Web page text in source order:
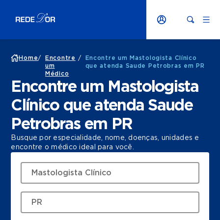
Home/
Encontre
um
Médico
/
Encontre um Mastologista Clínico
que atenda Saude Petrobras em PR
Encontre um Mastologista
Clínico que atenda Saude
Petrobras em PR
Busque por especialidade, nome, doenças, unidades e
encontre o médico ideal para você.